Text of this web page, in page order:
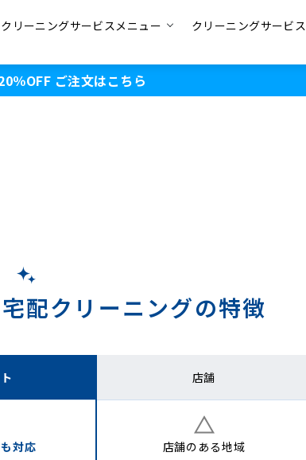
リーニングサービスメニュー クリーニングサービ
％OFF ご注文はこちら
宅配クリーニングの特徴
店舗
対応 店舗の ある地域